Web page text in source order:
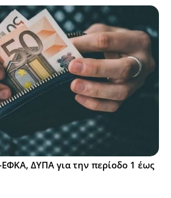
ΔΥΠΑ για την περίοδο 1 έως